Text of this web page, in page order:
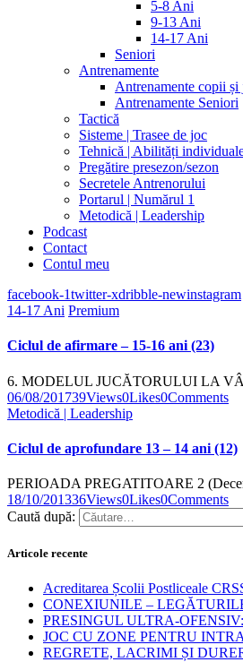
5-8 Ani
9-13 Ani
14-17 Ani
Seniori
Antrenamente
Antrenamente copii
Antrenamente Seniori
Tactică
Sisteme | Trasee de joc
Tehnică | Abilități
Pregătire presezon/sezon
Secretele Antrenorului
Portarul | Numărul 1
Metodică | Leadership
Podcast
Contact
Contul meu
facebook-1twitter-xdribble-newinstagram
14-17 Ani Premium
Ciclul de afirmare – 15-16 ani (23)
6. MODELUL JUCĂTORULUI LA
06/08/201739Views0Likes0Comments
Metodică | Leadership
Ciclul de aprofundare 13 – 14 ani (12)
PERIOADA PREGATITOARE 2
18/10/201336Views0Likes0Comments
Caută după:
Articole recente
Acreditarea Școlii Postliceale
CONEXIUNILE –
PRESINGUL ULTRA-
JOC CU ZONE PENTRU
REGRETE, LACRIMI ȘI